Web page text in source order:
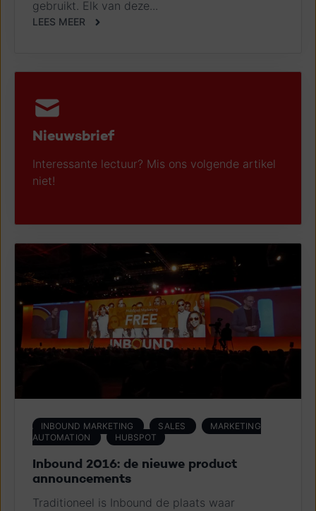
gebruikt. Elk van deze...
LEES MEER
Nieuwsbrief
Interessante lectuur? Mis ons volgende artikel
niet!
INBOUND MARKETING SALES
MARKETING
AUTOMATION
HUBSPOT
Inbound 2016: de nieuwe product
announcements
Traditioneel is Inbound de plaats waar